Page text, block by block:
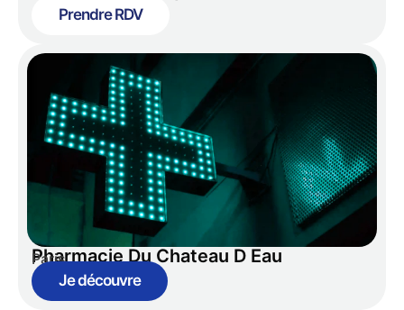
Prendre RDV
Pharmacie Du Chateau D Eau
Paris
Je découvre